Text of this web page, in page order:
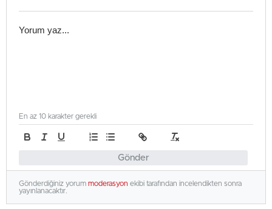
Gönder
En az 10 karakter gerekli
Gönderdiğiniz yorum moderasyon ekibi tarafından incelendikten sonra
yayınlanacaktır.